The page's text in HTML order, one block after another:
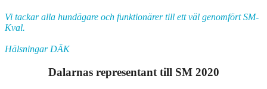
Vi tackar alla hundägare och funktionärer till ett väl genomfört SM-
Kval.
Hälsningar DÄK
Dalarnas representant till SM 2020